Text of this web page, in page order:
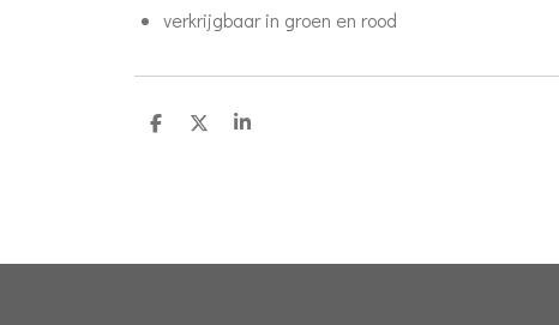
verkrijgbaar in groen en rood
D
D
S